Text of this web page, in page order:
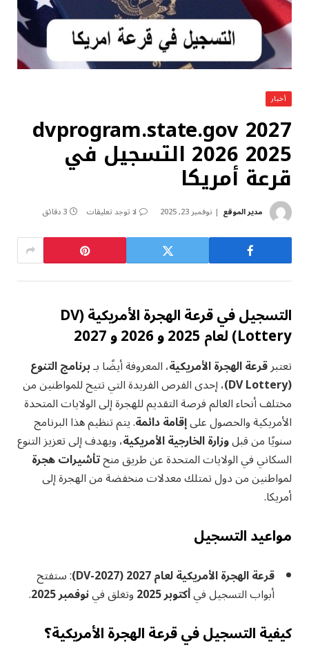
أخبار
dvprogram.state.gov 2027
2026 2025 التسجيل في
قرعة أمريكا
مدير الموقع نوفمبر 23, 2025 لا توجد تعليقات 3 دقائق
التسجيل في قرعة الهجرة الأمريكية (DV
Lottery) لعام 2025 و 2026 و 2027
تعتبرقرعة الهجرة الأمريكية، المعروفة أيضًا بـبرنامج التنوع
(DV Lottery) ، إحدى الفرص الفريدة التي تتيح للمواطنين من
مختلف أنحاء العالم فرصة التقديم للهجرة إلى الولايات المتحدة
الأمريكية والحصول علىإقامة دائمة. يتم تنظيم هذا البرنامج
سنويًا من قبلوزارة الخارجية الأمريكية، ويهدف إلى تعزيز التنوع
السكاني في الولايات المتحدة عن طريق منحتأشيرات هجرة
لمواطنين من دول تمتلك معدلات منخفضة من الهجرة إلى
أمريكا.
مواعيد التسجيل
قرعة الهجرة الأمريكية لعام 2027 (DV-2027) : ستفتح
أبواب التسجيل فيأكتوبر 2025 وتغلق فينوفمبر 2025 .
كيفية التسجيل في قرعة الهجرة الأمريكية؟